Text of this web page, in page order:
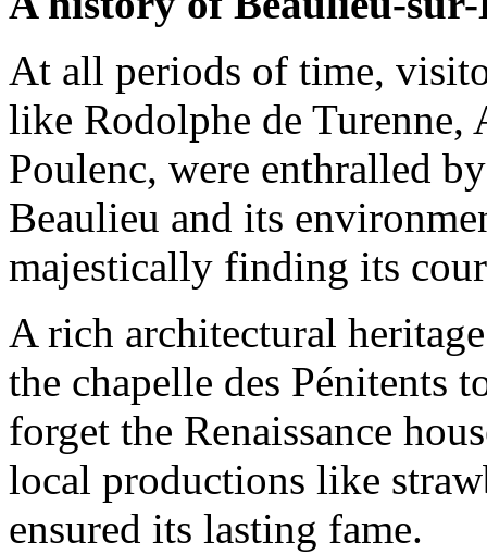
At all periods of time,
like Rodolphe de Turenne,
Poulenc, were enthralled
Beaulieu and its
majestically finding its
A rich architectural
the chapelle des Pénitents
forget the Renaissance
local productions like
ensured its lasting fame.